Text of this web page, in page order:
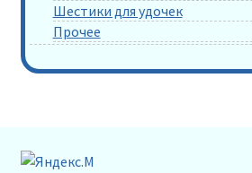
Шестики для удочек
Прочее